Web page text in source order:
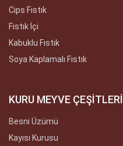
Cips Fıstık
Fıstık İçi
Kabuklu Fıstık
Soya Kaplamalı Fıstık
KURU MEYVE ÇEŞİTLERİ
Besni Üzümü
Kayısı Kurusu